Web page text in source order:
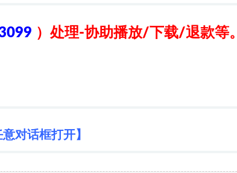
） 处理-协助播放/下载/退款等。
对话框打开】